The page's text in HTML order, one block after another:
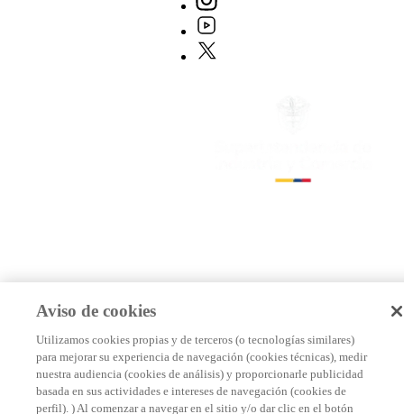
Aviso de cookies
Utilizamos cookies propias y de terceros (o tecnologías similares)
para mejorar su experiencia de navegación (cookies técnicas), medir
nuestra audiencia (cookies de análisis) y proporcionarle publicidad
basada en sus actividades e intereses de navegación (cookies de
perfil). ) Al comenzar a navegar en el sitio y/o dar clic en el botón